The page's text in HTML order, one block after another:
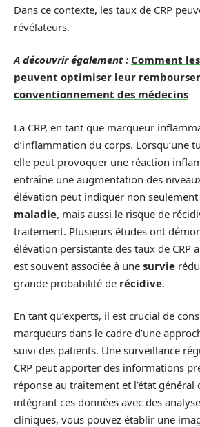
Dans ce contexte, les taux de CRP
révélateurs.
A découvrir également : Comment
peuvent optimiser leur
conventionnement des médecins
La CRP, en tant que marqueur
d’inflammation du corps. Lorsqu’une
elle peut provoquer une réaction
entraîne une augmentation des
élévation peut indiquer non seulement
maladie, mais aussi le risque de
traitement. Plusieurs études ont
élévation persistante des taux de CRP
est souvent associée à une survie
grande probabilité de récidive.
En tant qu’experts, il est crucial de
marqueurs dans le cadre d’une
suivi des patients. Une surveillance
CRP peut apporter des informations
réponse au traitement et l’état général
intégrant ces données avec des
cliniques, vous pouvez établir une